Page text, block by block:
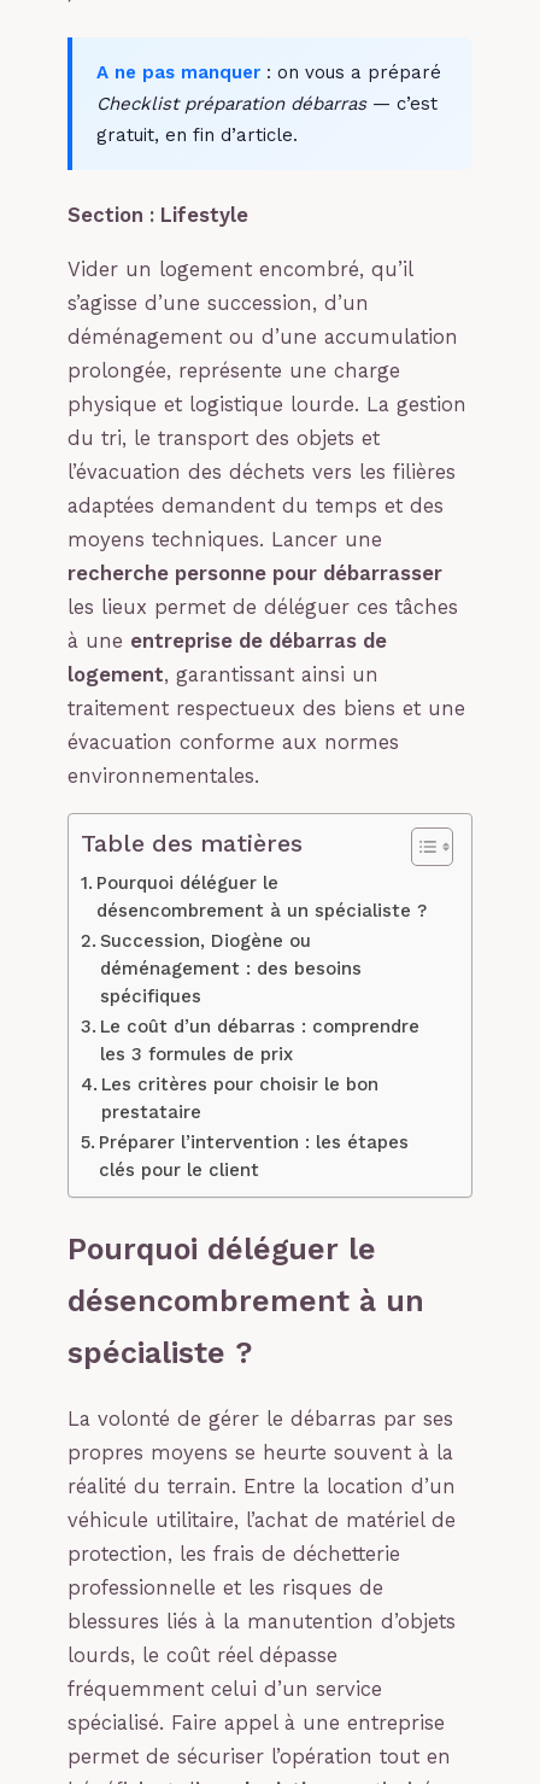
A ne pas manquer : on vous a préparé
Checklist préparation débarras— c’est
gratuit, en fin d’article.
Section : Lifestyle
Vider un logement encombré, qu’il
s’agisse d’une succession, d’un
déménagement ou d’une accumulation
prolongée, représente une charge
physique et logistique lourde. La gestion
du tri, le transport des objets et
l’évacuation des déchets vers les filières
adaptées demandent du temps et des
moyens techniques. Lancer une
recherche personne pour débarrasser
les lieux permet de déléguer ces tâches
à une entreprise de débarras de
logement, garantissant ainsi un
traitement respectueux des biens et une
évacuation conforme aux normes
environnementales.
Table des matières
Pourquoi déléguer le
désencombrement à un spécialiste ?
Succession, Diogène ou
déménagement : des besoins
spécifiques
Le coût d’un débarras : comprendre
les 3 formules de prix
Les critères pour choisir le bon
prestataire
Préparer l’intervention : les étapes
clés pour le client
Pourquoi déléguer le
désencombrement à un
spécialiste ?
La volonté de gérer le débarras par ses
propres moyens se heurte souvent à la
réalité du terrain. Entre la location d’un
véhicule utilitaire, l’achat de matériel de
protection, les frais de déchetterie
professionnelle et les risques de
blessures liés à la manutention d’objets
lourds, le coût réel dépasse
fréquemment celui d’un service
spécialisé. Faire appel à une entreprise
permet de sécuriser l’opération tout en